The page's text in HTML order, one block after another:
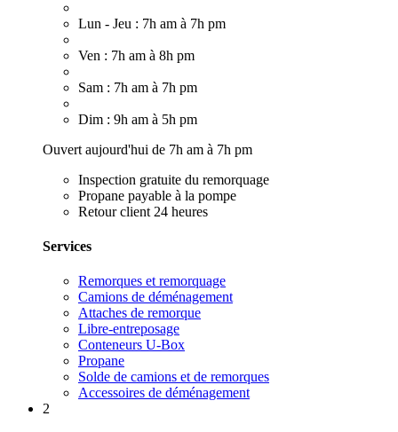
Lun - Jeu : 7h am à 7h pm
Ven : 7h am à 8h pm
Sam : 7h am à 7h pm
Dim : 9h am à 5h pm
Ouvert aujourd'hui de 7h am à 7h pm
Inspection gratuite du remorquage
Propane payable à la pompe
Retour client 24 heures
Services
Remorques et remorquage
Camions de déménagement
Attaches de remorque
Libre-entreposage
Conteneurs U-Box
Propane
Solde de camions et de remorques
Accessoires de déménagement
2